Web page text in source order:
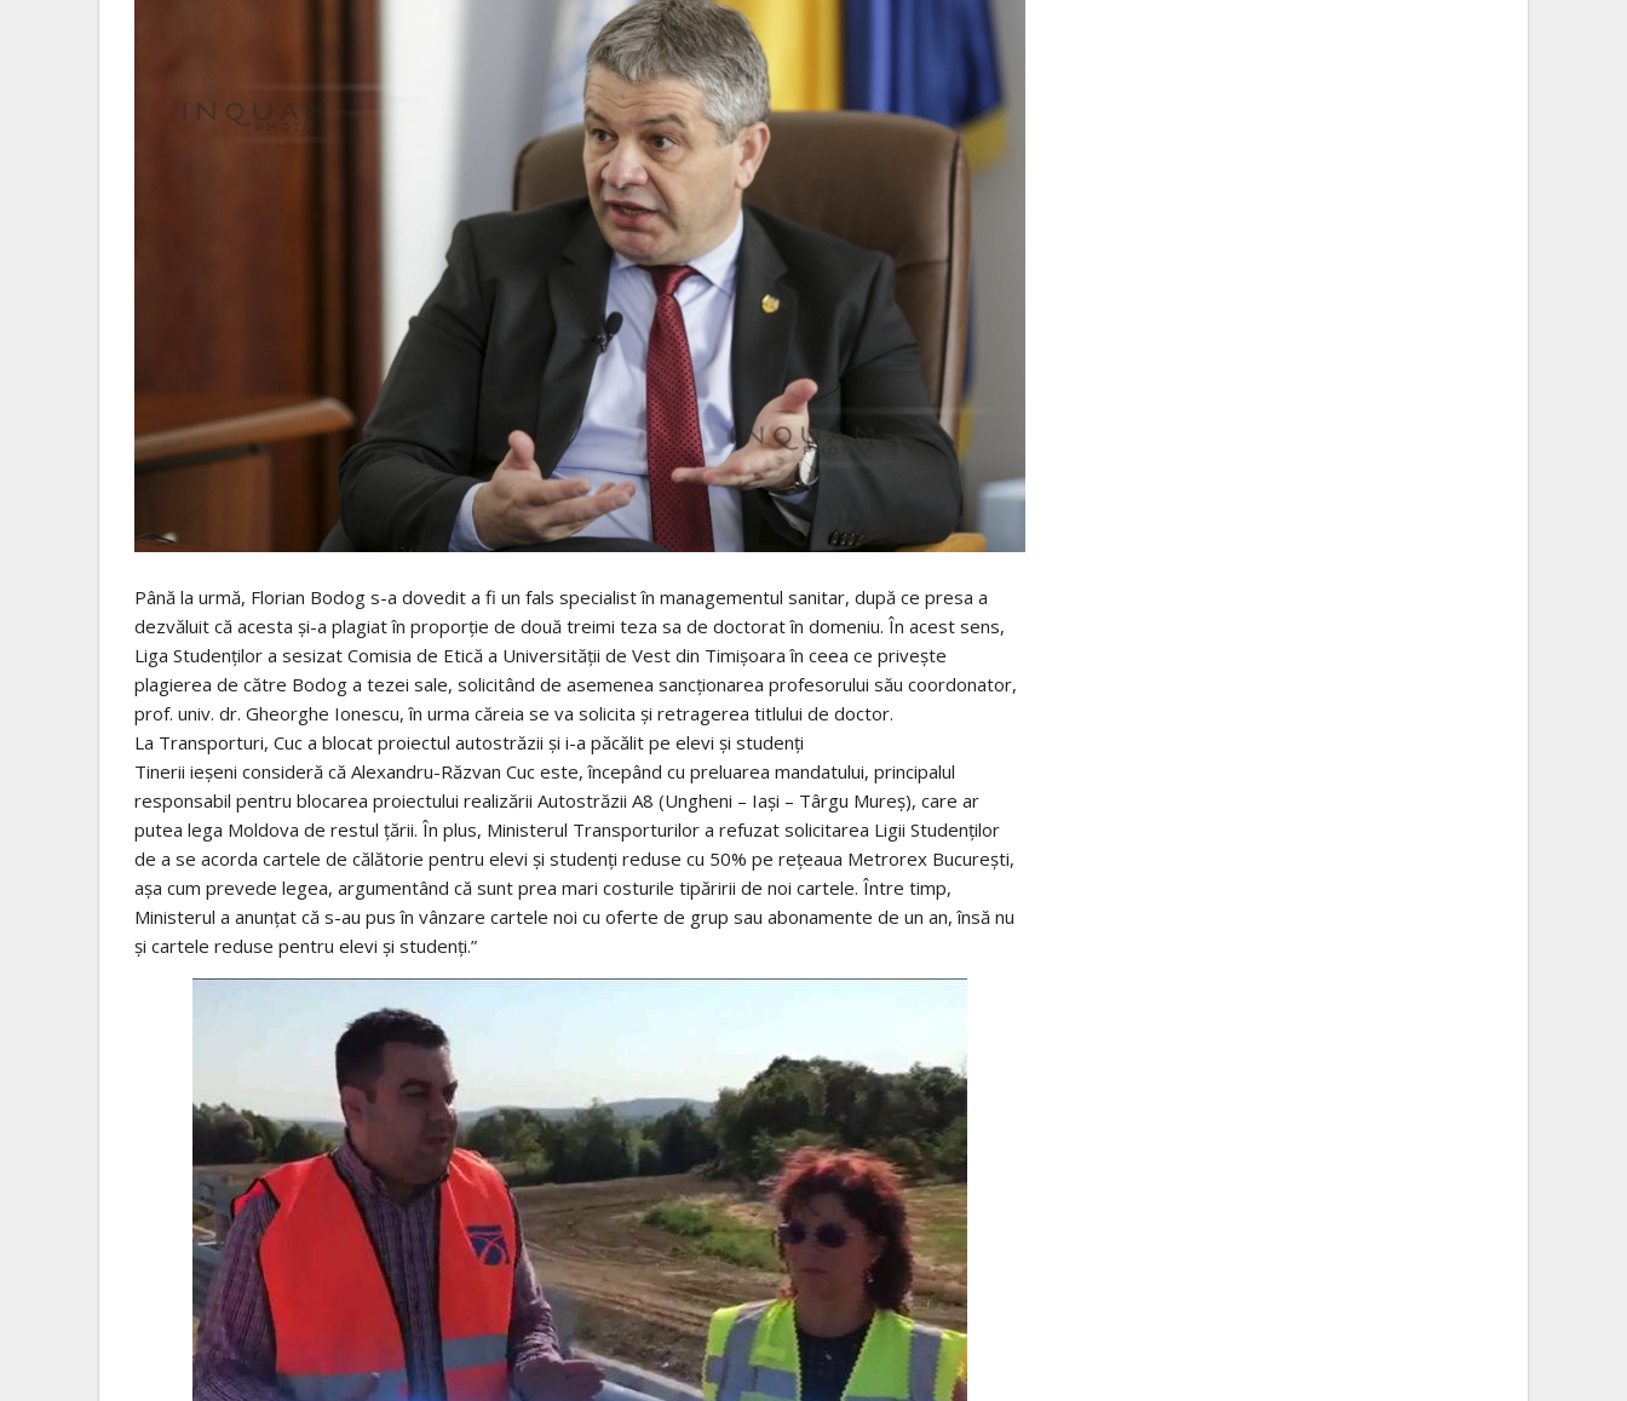
Până la urmă, Florian Bodog s-a dovedit a fi un fals specialist în managementul sanitar, după ce presa a
dezvăluit că acesta și-a plagiat în proporție de două treimi teza sa de doctorat în domeniu. În acest sens,
Liga Studenților a sesizat Comisia de Etică a Universității de Vest din Timișoara în ceea ce privește
plagierea de către Bodog a tezei sale, solicitând de asemenea sancționarea profesorului său coordonator,
prof. univ. dr. Gheorghe Ionescu, în urma căreia se va solicita și retragerea titlului de doctor.
La Transporturi, Cuc a blocat proiectul autostrăzii și i-a păcălit pe elevi și studenți
Tinerii ieșeni consideră că Alexandru-Răzvan Cuc este, începând cu preluarea mandatului, principalul
responsabil pentru blocarea proiectului realizării Autostrăzii A8 (Ungheni – Iași – Târgu Mureș), care ar
putea lega Moldova de restul țării. În plus, Ministerul Transporturilor a refuzat solicitarea Ligii Studenților
de a se acorda cartele de călătorie pentru elevi și studenți reduse cu 50% pe rețeaua Metrorex București,
așa cum prevede legea, argumentând că sunt prea mari costurile tipăririi de noi cartele. Între timp,
Ministerul a anunțat că s-au pus în vânzare cartele noi cu oferte de grup sau abonamente de un an, însă nu
și cartele reduse pentru elevi și studenți.”